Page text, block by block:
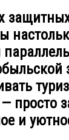
просто
и